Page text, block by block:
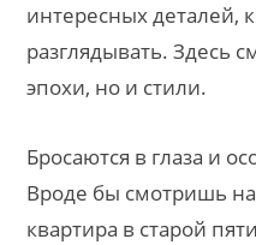
интересных деталей,
разглядывать. Здесь
эпохи, но и стили.
Бросаются в глаза и
Вроде бы смотришь
квартира в старой